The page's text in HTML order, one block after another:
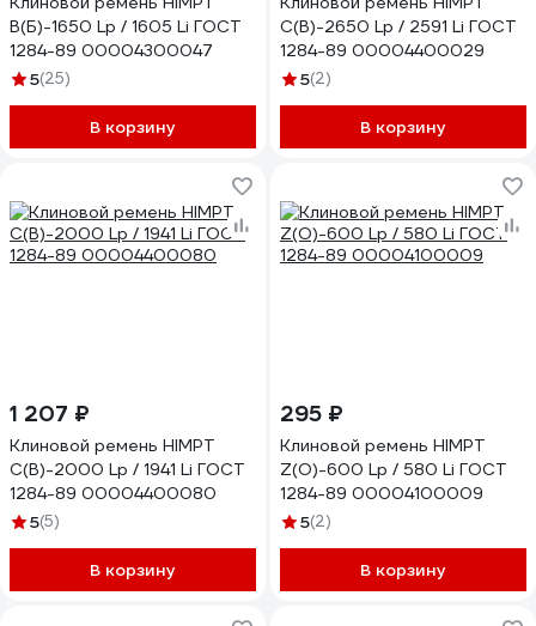
В(Б)-1650 Lp / 1605 Li ГОСТ
1284-89 00004300047
5(25)
В корзину
С(В)-2650 Lp / 2591 Li ГОСТ
1284-89 00004400029
5(2)
В корзину
1 207 ₽
Клиновой ремень HIMPT
С(В)-2000 Lp / 1941 Li ГОСТ
1284-89 00004400080
5(5)
В корзину
295 ₽
Клиновой ремень HIMPT
Z(O)-600 Lp / 580 Li ГОСТ
1284-89 00004100009
5(2)
В корзину